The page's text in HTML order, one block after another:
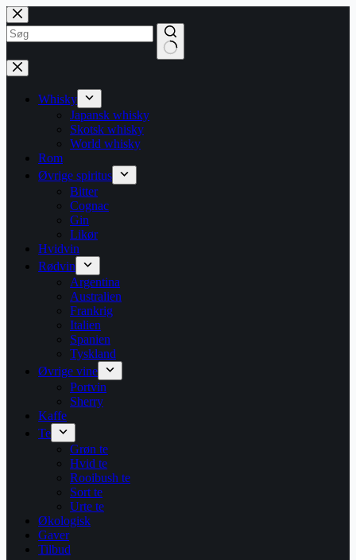
Fortsæt
til
indhold
Ingen
resultater
Whisky
Japansk whisky
Skotsk whisky
World whisky
Rom
Øvrige spiritus
Bitter
Cognac
Gin
Likør
Hvidvin
Rødvin
Argentina
Australien
Frankrig
Italien
Spanien
Tyskland
Øvrige vine
Portvin
Sherry
Kaffe
Te
Grøn te
Hvid te
Rooibush te
Sort te
Urte te
Økologisk
Gaver
Tilbud